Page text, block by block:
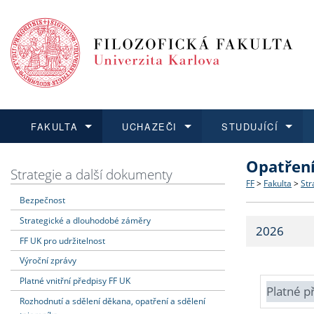
FAKULTA
Dozvědět se více
Struktura
Strategie
Fakultní
UCHAZEČI
Podat přihlášku
Co
Učitelské
STUDUJÍCÍ
Dozvědět se více
Dozvědět se více
O vědě a
Dozvědět se více
Aktuální
Strategie a další dokumenty
Bezpečnost
Strategické a dlouhodobé záměry
FF UK pro udržitelnost
Výroční zprávy
Platné vnitřní předpisy FF UK
Rozhodnutí a sdělení děkana, opatření a sdělení
FF > Fakulta >
2026
Platné